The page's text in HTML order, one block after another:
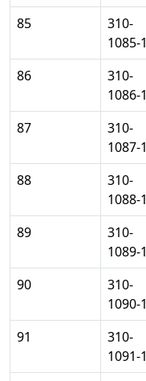
85
310-
1085-1
86
310-
1086-1
87
310-
1087-1
88
310-
1088-1
89
310-
1089-1
90
310-
1090-1
91
310-
1091-1